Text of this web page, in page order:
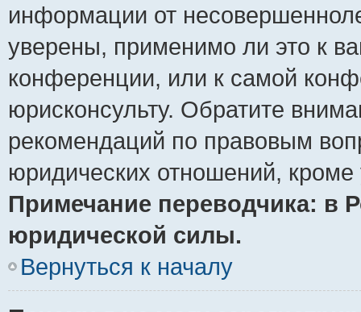
информации от
уверены, применимо ли это к
конференции, или к самой
юрисконсульту. Обратите
рекомендаций по правовым
юридических отношений,
Примечание переводчика: в
юридической силы.
Вернуться к началу